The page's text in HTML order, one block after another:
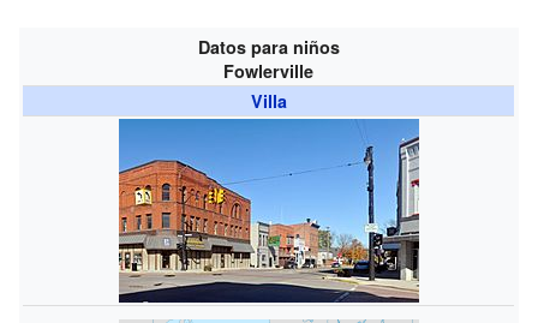
Datos para niños
Fowlerville
Villa